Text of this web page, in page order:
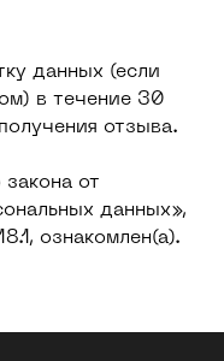
данных (если
в течение 30
отзыва.
от
данных»,
ознакомлен(а).